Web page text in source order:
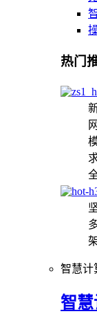
热门
智慧计
智